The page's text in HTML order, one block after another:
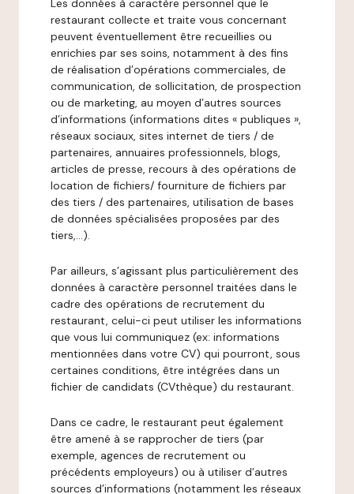
Les données à caractère personnel que le
restaurant collecte et traite vous concernant
peuvent éventuellement être recueillies ou
enrichies par ses soins, notamment à des fins
de réalisation d’opérations commerciales, de
communication, de sollicitation, de prospection
ou de marketing, au moyen d’autres sources
d’informations (informations dites « publiques »,
réseaux sociaux, sites internet de tiers / de
partenaires, annuaires professionnels, blogs,
articles de presse, recours à des opérations de
location de fichiers/ fourniture de fichiers par
des tiers / des partenaires, utilisation de bases
de données spécialisées proposées par des
tiers,…).
Par ailleurs, s’agissant plus particulièrement des
données à caractère personnel traitées dans le
cadre des opérations de recrutement du
restaurant, celui-ci peut utiliser les informations
que vous lui communiquez (ex: informations
mentionnées dans votre CV) qui pourront, sous
certaines conditions, être intégrées dans un
fichier de candidats (CVthèque) du restaurant.
Dans ce cadre, le restaurant peut également
être amené à se rapprocher de tiers (par
exemple, agences de recrutement ou
précédents employeurs) ou à utiliser d’autres
sources d’informations (notamment les réseaux